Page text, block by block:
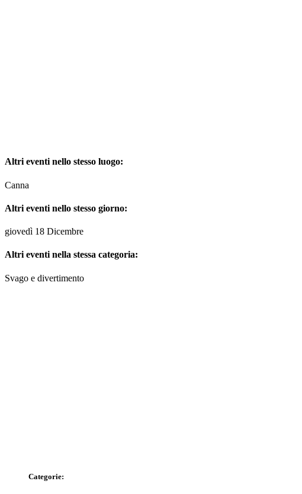
Altri eventi nello stesso luogo:
Canna
Altri eventi nello stesso giorno:
giovedì 18 Dicembre
Altri eventi nella stessa categoria:
Svago e divertimento
Categorie: